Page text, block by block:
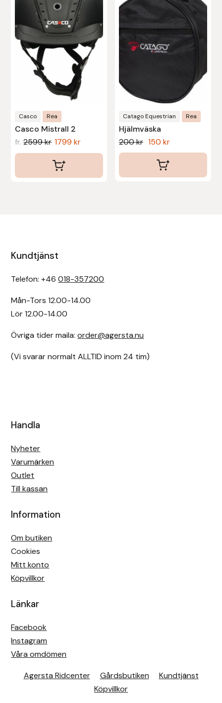
Casco Rea
Casco Mistrall 2
fr. 2599kr 1799kr
varianter.
De
olika
alternativen
produktsidan
Catago Equestrian Rea
Hjälmväska
200kr Det
ursprungliga
priset
150 krDet
nuvarande
Kundtjänst
Telefon: +46018-357200
Mån-Tors 12.00-14.00
Lör 12.00-14.00
Övriga tider maila:order@agersta.nu
(Vi svarar normalt ALLTID inom 24 tim)
Handla
Nyheter
Varumärken
Outlet
Till kassan
Information
Om butiken
Cookies
Mitt konto
Köpvillkor
Länkar
Facebook
Instagram
Våra omdömen
Agersta Ridcenter Gårdsbutiken
Kundtjänst
Köpvillkor
Wintec